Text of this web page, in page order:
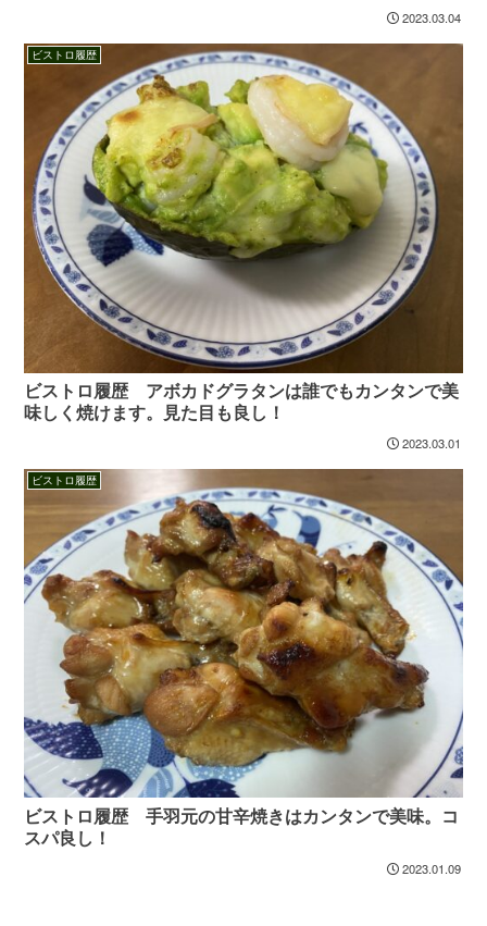
2023.03.04
ビストロ履歴
ビストロ履歴 アボカドグラタンは誰でもカンタンで美
味しく焼けます。見た目も良し！
2023.03.01
ビストロ履歴
ビストロ履歴 手羽元の甘辛焼きはカンタンで美味。コ
スパ良し！
2023.01.09